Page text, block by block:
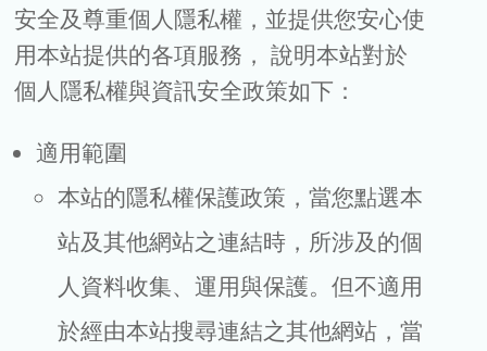
安全及尊重個人隱私權，並提供您安心使
用本站提供的各項服務， 說明本站對於
個人隱私權與資訊安全政策如下：
適用範圍
本站的隱私權保護政策，當您點選本
站及其他網站之連結時，所涉及的個
人資料收集、運用與保護。但不適用
於經由本站搜尋連結之其他網站，當